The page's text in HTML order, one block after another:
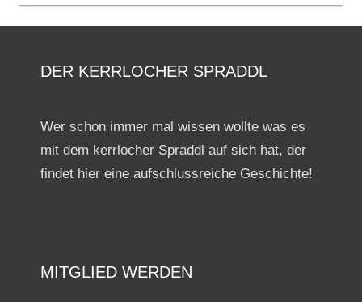
DER KERRLOCHER SPRADDL
Wer schon immer mal wissen wollte was es
mit dem kerrlocher Spraddl auf sich hat, der
findet hier eine aufschlussreiche Geschichte!
MITGLIED WERDEN